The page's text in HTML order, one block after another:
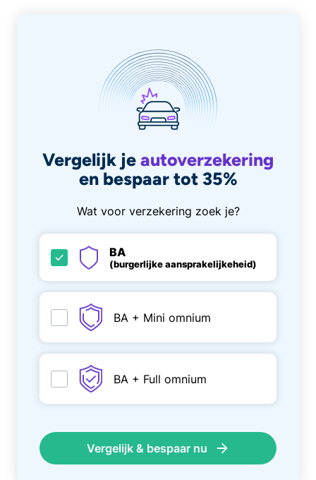
Vergelijk je autoverzekering
en bespaar tot 35%
Wat voor verzekering zoek je?
BA
(burgerlijke aansprakelijkeheid)
BA + Mini omnium
BA + Full omnium
Vergelijk & bespaar nu